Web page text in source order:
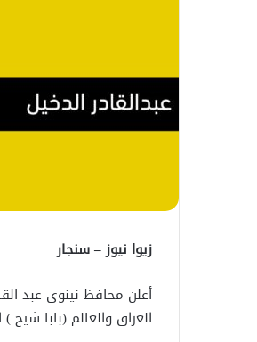
زيوا نيوز – سنجار
أعلن محافظ نينوى عبد
العراق والعالم (بابا